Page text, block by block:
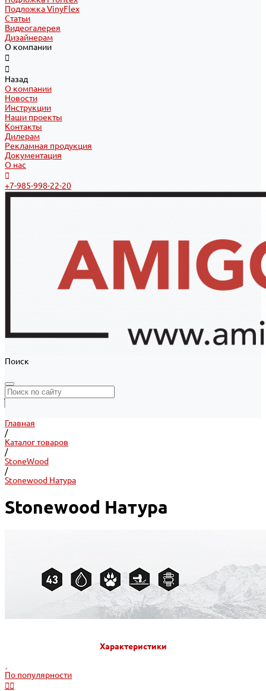
Подложка VinyFlex
Статьи
Видеогалерея
Дизайнерам
О компании
Назад
О компании
Новости
Инструкции
Наши проекты
Контакты
Дилерам
Рекламная продукция
Документация
О нас
+7-985-998-22-20
Поиск
Главная
/
Каталог товаров
/
StoneWood
/
Stonewood Натура
Stonewood Натура
Характеристики
По популярности